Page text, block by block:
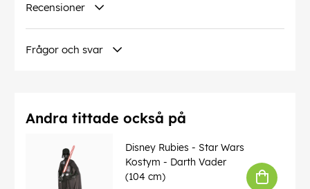
Recensioner
Frågor och svar
Andra tittade också på
Disney Rubies - Star Wars
Kostym - Darth Vader
(104 cm)